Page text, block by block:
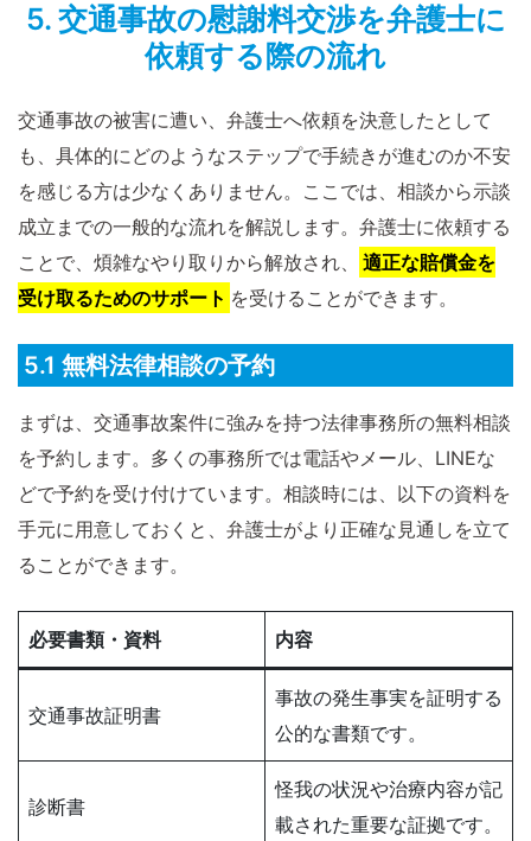
5. 交通事故の慰謝料交渉を弁護士に
依頼する際の流れ
交通事故の被害に遭い、弁護士へ依頼を決意したとして
も、具体的にどのようなステップで手続きが進むのか不安
を感じる方は少なくありません。ここでは、相談から示談
成立までの一般的な流れを解説します。弁護士に依頼する
ことで、煩雑なやり取りから解放され、
適正な賠償金を
受け取るためのサポート を受けることができます。
5.1 無料法律相談の予約
まずは、交通事故案件に強みを持つ法律事務所の無料相談
を予約します。多くの事務所では電話やメール、LINEな
どで予約を受け付けています。相談時には、以下の資料を
手元に用意しておくと、弁護士がより正確な見通しを立て
ることができます。
必要書類・資料 内容
交通事故証明書
事故の発生事実を証明する
公的な書類です。
診断書
怪我の状況や治療内容が記
載された重要な証拠です。